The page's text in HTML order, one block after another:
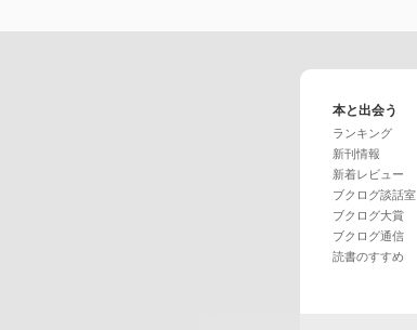
本と出会う
ランキング
新刊情報
新着レビュー
ブクログ談話室
ブクログ大賞
ブクログ通信
読書のすすめ